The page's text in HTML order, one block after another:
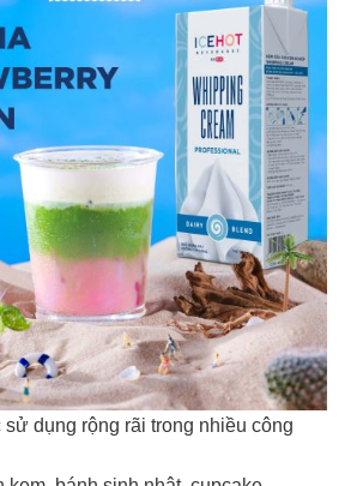
dụng rộng rãi trong nhiều công